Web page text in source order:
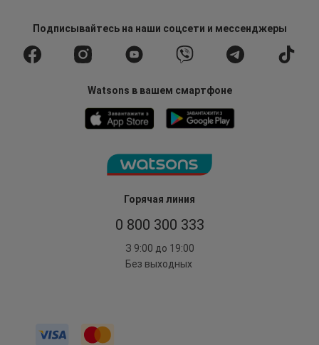
Горячая линия
0 800 300 333
З 9:00 до 19:00
Без выходных
Подписывайтесьна наши соцсети и мессенджеры
Watsons в вашем смартфоне